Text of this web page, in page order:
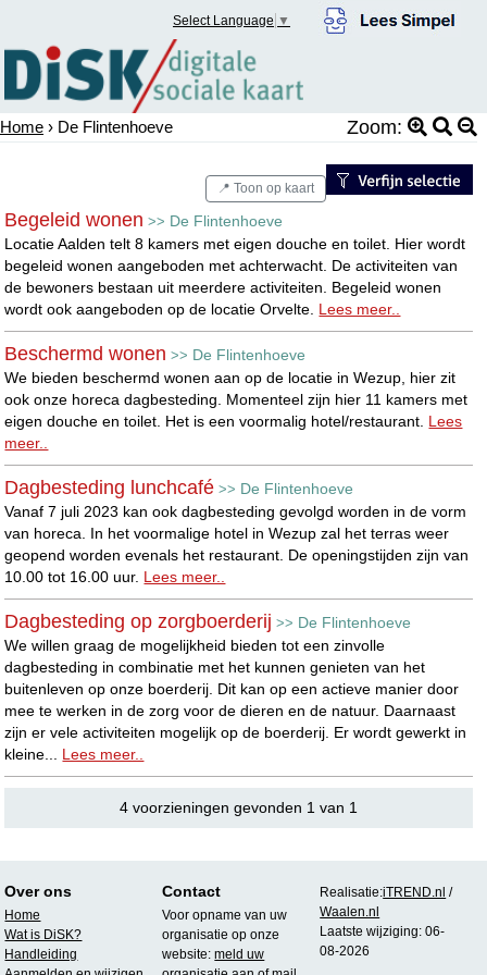
Select Language ▼
Home › De Flintenhoeve Zoom:
📍 Toon op kaart
Begeleid wonen >> De Flintenhoeve
Locatie Aalden telt 8 kamers met eigen douche en toilet. Hier wordt
begeleid wonen aangeboden met achterwacht. De activiteiten van
de bewoners bestaan uit meerdere activiteiten. Begeleid wonen
wordt ook aangeboden op de locatie Orvelte. Lees meer..
Beschermd wonen >> De Flintenhoeve
We bieden beschermd wonen aan op de locatie in Wezup, hier zit
ook onze horeca dagbesteding. Momenteel zijn hier 11 kamers met
eigen douche en toilet. Het is een voormalig hotel/restaurant. Lees
meer..
Dagbesteding lunchcafé >> De Flintenhoeve
Vanaf 7 juli 2023 kan ook dagbesteding gevolgd worden in de vorm
van horeca. In het voormalige hotel in Wezup zal het terras weer
geopend worden evenals het restaurant. De openingstijden zijn van
10.00 tot 16.00 uur. Lees meer..
Dagbesteding op zorgboerderij >> De Flintenhoeve
We willen graag de mogelijkheid bieden tot een zinvolle
dagbesteding in combinatie met het kunnen genieten van het
buitenleven op onze boerderij. Dit kan op een actieve manier door
mee te werken in de zorg voor de dieren en de natuur. Daarnaast
zijn er vele activiteiten mogelijk op de boerderij. Er wordt gewerkt in
kleine... Lees meer..
4 voorzieningen gevonden 1 van 1
Over ons
Home
Wat is DiSK?
Handleiding
Contact
Voor opname van uw
organisatie op onze
website:meld uw
Realisatie:iTREND.nl /
Waalen.nl
Laatste wijziging: 06-
08-2026